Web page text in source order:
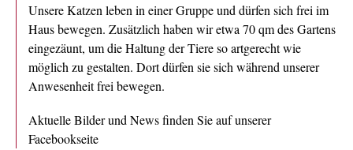
Unsere Katzen leben in einer Gruppe und dürfen sich frei im
Haus bewegen. Zusätzlich haben wir etwa 70 qm des Gartens
eingezäunt, um die Haltung der Tiere so artgerecht wie
möglich zu gestalten. Dort dürfen sie sich während unserer
Anwesenheit frei bewegen.
Aktuelle Bilder und News finden Sie auf unserer
Facebookseite